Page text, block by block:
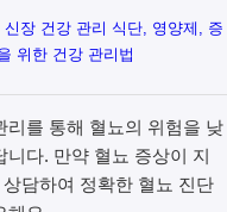
신장 건강 관리 식단, 영양제, 증
위한 건강 관리법
리를 통해 혈뇨의 위험을 낮
다. 만약 혈뇨 증상이 지
담하여 정확한 혈뇨 진단